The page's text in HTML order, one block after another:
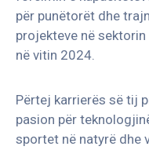
për punëtorët dhe
projekteve në
në vitin 2024.
Përtej karrierës së tij
pasion për
sportet në natyrë dhe